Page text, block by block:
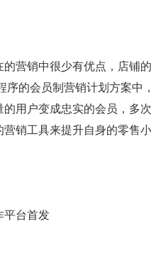
营销中很少有优点，店铺
序的会员制营销计划方案
用户变成忠实的会员，多
销工具来提升自身的零售
平台首发